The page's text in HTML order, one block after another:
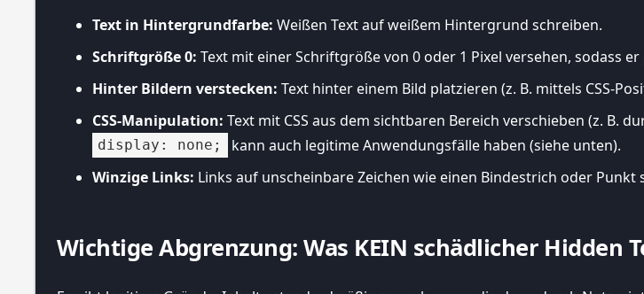
Text in Hintergrundfarbe: Weißen Text auf weißem Hintergrund schreiben.
Schriftgröße 0: Text mit einer Schriftgröße von 0 oder 1 Pixel versehen, sodass
Hinter Bildern verstecken: Text hinter einem Bild platzieren (z. B. mittels CSS-
CSS-Manipulation: Text mit CSS aus dem sichtbaren Bereich verschieben (z. B.
display: none;
kann auch legitime Anwendungsfälle haben (siehe unten).
Winzige Links: Links auf unscheinbare Zeichen wie einen Bindestrich oder Punkt
Wichtige Abgrenzung: Was KEIN schädlicher Hidden